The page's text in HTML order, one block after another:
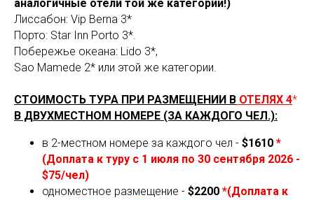
аналогичные отели той же категории!)
Лиссабон: Vip Berna 3*
Порто: Star Inn Porto 3*.
Побережье океана: Lido 3*,
Sao Mamede 2* или этой же категории.
СТОИМОСТЬ ТУРА ПРИ РАЗМЕЩЕНИИ В ОТЕЛЯХ 4*
В ДВУХМЕСТНОМ НОМЕРЕ (ЗА КАЖДОГО ЧЕЛ.):
в 2-местном номере за каждого чел - $1610 *
(Доплата к туру с 1 июля по 30 сентября 2026 -
$75/чел)
одноместное размещение - $2200 *(Доплата к